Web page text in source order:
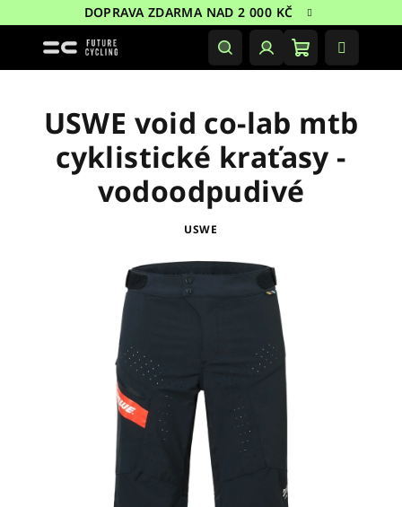
na
DOPRAVA ZDARMA NAD 2 000 KČ
HledatPřihlášeníNákupní
USWE void co-lab mtb
cyklistické kraťasy -
vodoodpudivé
USWE